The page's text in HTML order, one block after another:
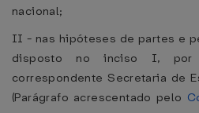
nacional;
II - nas hipóteses de partes e
disposto no inciso I, por
correspondente Secretaria de
(Parágrafo acrescentado pelo